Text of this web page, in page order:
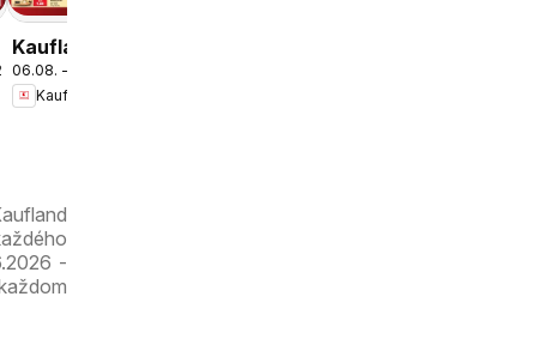
Kaufland
Bratislava-
Petržalka-
06.08. - 12.08.2026
Kaufland
-